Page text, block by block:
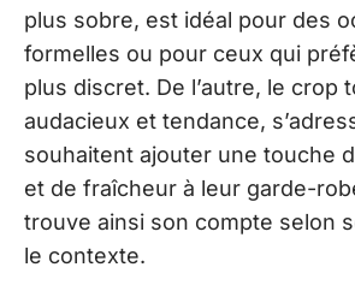
plus sobre, est idéal pour des
formelles ou pour ceux qui
plus discret. De l’autre, le crop
audacieux et tendance,
souhaitent ajouter une touche
et de fraîcheur à leur garde-
trouve ainsi son compte selon
le contexte.